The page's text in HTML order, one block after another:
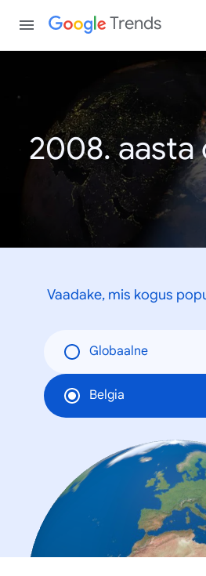
Trends
2008. aasta
Vaadake, mis kogus
Globaalne
Belgia